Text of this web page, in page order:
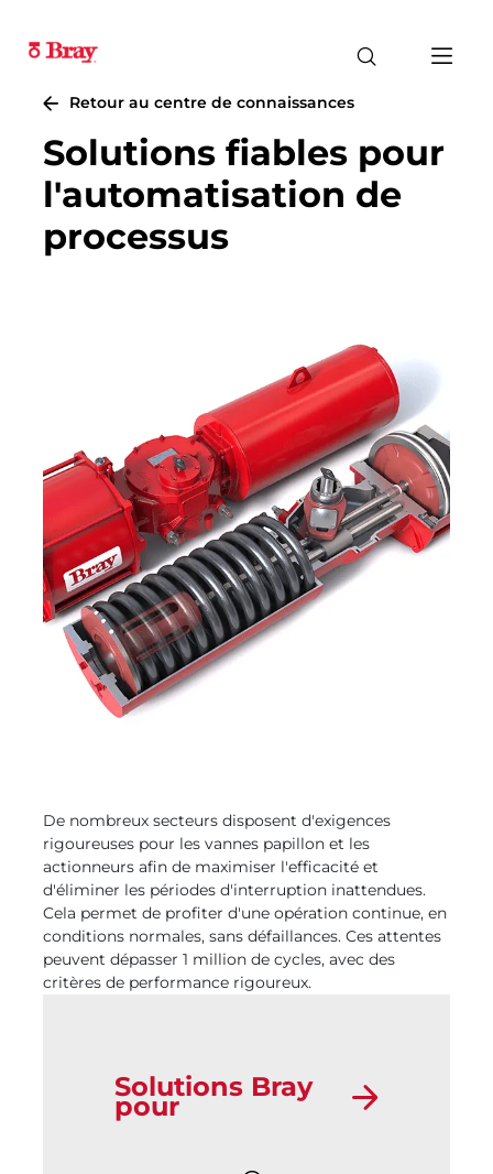
Retour au centre de connaissances
Solutions fiables pour
l'automatisation de
processus
De nombreux secteurs disposent d'exigences
rigoureuses pour les vannes papillon et les
actionneurs afin de maximiser l'efficacité et
d'éliminer les périodes d'interruption inattendues.
Cela permet de profiter d'une opération continue, en
conditions normales, sans défaillances. Ces attentes
peuvent dépasser 1 million de cycles, avec des
critères de performance rigoureux.
Solutions Bray
pour